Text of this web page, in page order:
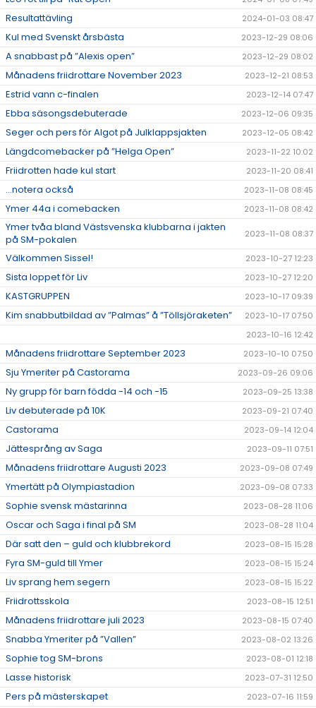
Resultattävling 2024-01-03 08:47
Kul med Svenskt årsbästa 2023-12-29 08:06
A snabbast på ”Alexis open” 2023-12-29 08:02
Månadens friidrottare November 2023 2023-12-21 08:53
Estrid vann c-finalen 2023-12-14 07:47
Ebba säsongsdebuterade 2023-12-06 09:35
Seger och pers för Algot på Julklappsjakten 2023-12-05 08:42
Längdcomebacker på ”Helga Open” 2023-11-22 10:02
Friidrotten hade kul start 2023-11-20 08:41
...notera också 2023-11-08 08:45
Ymer 44a i comebacken 2023-11-08 08:42
Ymer tvåa bland Västsvenska klubbarna i jakten
på SM-pokalen
2023-11-08 08:37
Välkommen Sissel! 2023-10-27 12:23
Sista loppet för Liv 2023-10-27 12:20
KASTGRUPPEN 2023-10-17 09:39
Kim snabbutbildad av ”Palmas” å ”Töllsjöraketen”
2023-10-17 07:50
2023-10-16 12:42
Månadens friidrottare September 2023 2023-10-10 07:50
Sju Ymeriter på Castorama 2023-09-26 09:06
Ny grupp för barn födda -14 och -15 2023-09-25 13:38
Liv debuterade på 10K 2023-09-21 07:40
Castorama 2023-09-14 12:04
Jättesprång av Saga 2023-09-11 07:51
Månadens friidrottare Augusti 2023 2023-09-08 07:49
Ymertätt på Olympiastadion 2023-09-08 07:33
Sophie svensk mästarinna 2023-08-28 11:06
Oscar och Saga i final på SM 2023-08-28 11:04
Där satt den – guld och klubbrekord 2023-08-15 15:28
Fyra SM-guld till Ymer 2023-08-15 15:24
Liv sprang hem segern 2023-08-15 15:22
Friidrottsskola 2023-08-15 12:51
Månadens friidrottare juli 2023 2023-08-15 07:40
Snabba Ymeriter på ”Vallen” 2023-08-02 13:26
Sophie tog SM-brons 2023-08-01 12:18
Lasse historisk 2023-07-31 12:50
Pers på mästerskapet 2023-07-16 11:59